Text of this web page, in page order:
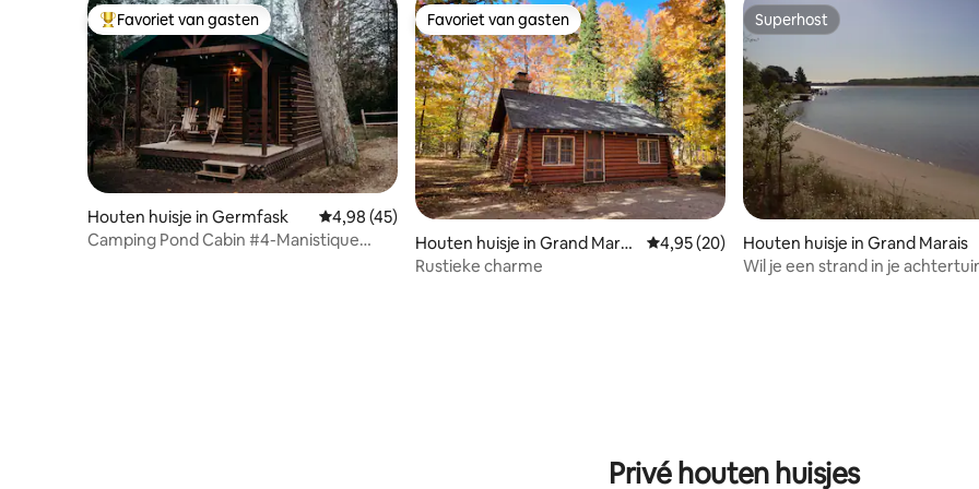
Topfavoriet van gasten
Favoriet van gasten
Houten huisje in Germfask Gemiddelde beoordeling van 4,98 uit 5, 45 recensies
4,98 (45)
Camping Pond Cabin #4-Manistique
Favoriet van gasten
Favoriet van gasten
Houten huisje in Grand Marai
s
Gemiddelde beoordeling van 4,95 uit 5, 20
4,95 (20)
Rustieke charme
Superhost
Superhost
Houten huisje in Grand Marais
Wil je een strand in je
Privé houten huisjes